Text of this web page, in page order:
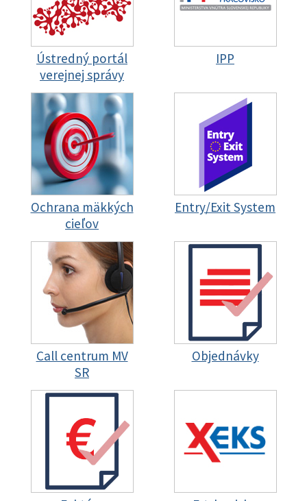
Ústredný portál
verejnej správy
IPP
Ochrana mäkkých
cieľov
Entry/Exit System
Call centrum MV
SR
Objednávky